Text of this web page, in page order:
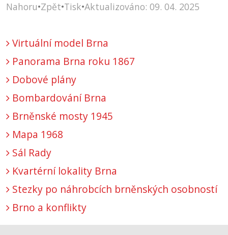
Nahoru•Zpět•Tisk•Aktualizováno: 09. 04. 2025
Virtuální model Brna
Panorama Brna roku 1867
Dobové plány
Bombardování Brna
Brněnské mosty 1945
Mapa 1968
Sál Rady
Kvartérní lokality Brna
Stezky po náhrobcích brněnských osobností
Brno a konflikty